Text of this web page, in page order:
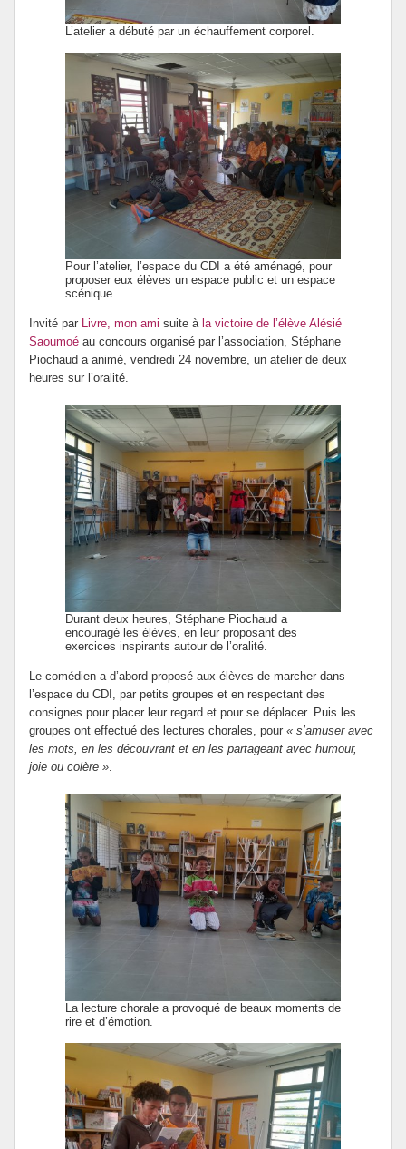
L’atelier a débuté par un échauffement corporel.
Pour l’atelier, l’espace du CDI a été aménagé, pour
proposer eux élèves un espace public et un espace
scénique.
Invité par Livre, mon ami suite à la victoire de l’élève Alésié
Saoumoé au concours organisé par l’association, Stéphane
Piochaud a animé, vendredi 24 novembre, un atelier de deux
heures sur l’oralité.
Durant deux heures, Stéphane Piochaud a
encouragé les élèves, en leur proposant des
exercices inspirants autour de l’oralité.
Le comédien a d’abord proposé aux élèves de marcher dans
l’espace du CDI, par petits groupes et en respectant des
consignes pour placer leur regard et pour se déplacer. Puis les
groupes ont effectué des lectures chorales, pour « s’amuser avec
les mots, en les découvrant et en les partageant avec humour,
joie ou colère »
La lecture chorale a provoqué de beaux moments de
rire et d’émotion.